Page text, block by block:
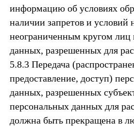
информацию об условиях
наличии запретов и условий
неограниченным кругом лиц
данных, разрешенных для
5.8.3 Передача
предоставление, доступ)
данных, разрешенных
персональных данных для
должна быть прекращена в